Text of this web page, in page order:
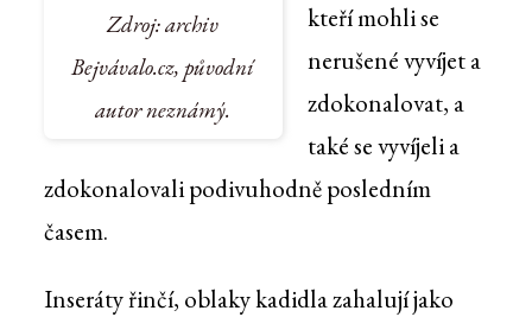
Zdroj: archiv
Bejvávalo.cz, původní
autor neznámý.
kteří mohli se
nerušené vyvíjet a
zdokonalovat, a
také se vyvíjeli a
zdokonalovali podivuhodně posledním
časem.
Inseráty řinčí, oblaky kadidla zahalují jako